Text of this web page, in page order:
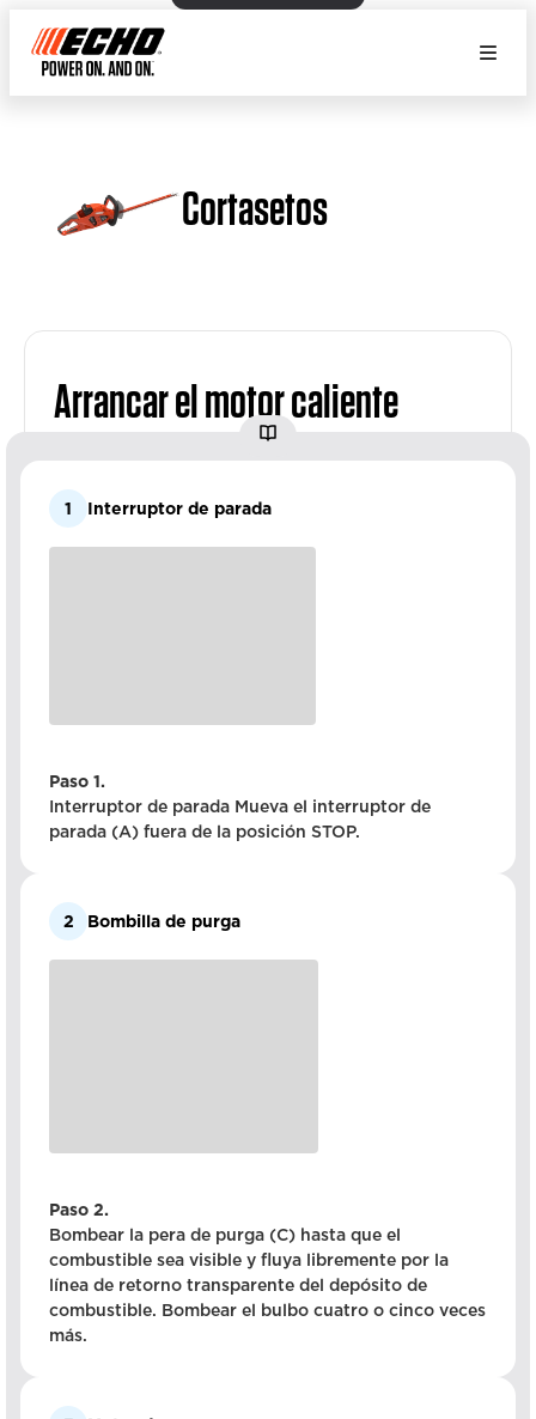
Cortasetos
Arrancar el motor caliente
1 Interruptor de parada
Paso 1.
Interruptor de parada Mueva el interruptor de
parada (A) fuera de la posición STOP.
2 Bombilla de purga
Paso 2.
Bombear la pera de purga (C) hasta que el
combustible sea visible y fluya libremente por la
línea de retorno transparente del depósito de
combustible. Bombear el bulbo cuatro o cinco veces
más.